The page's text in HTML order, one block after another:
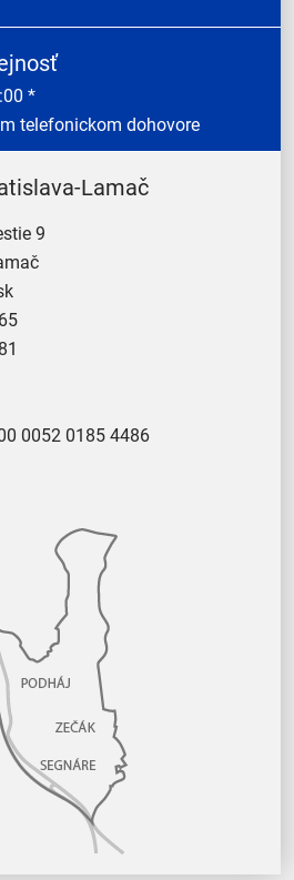
*
telefonickom dohovore
Lamač
9
0052 0185 4486